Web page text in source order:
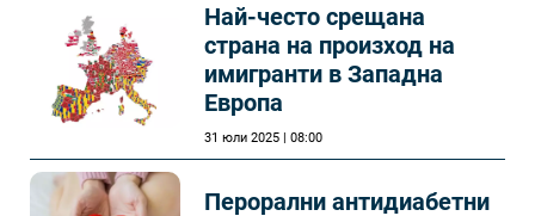
Най-често срещана
страна на произход на
имигранти в Западна
Европа
31 юли 2025 | 08:00
Перорални антидиабетни